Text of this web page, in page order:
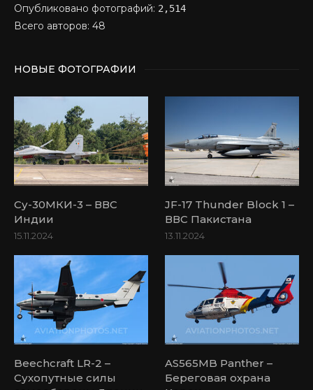
Опубликовано фотографий: 2,514
Всего авторов: 48
НОВЫЕ ФОТОГРАФИИ
Су-30МКИ-3 – ВВС
Индии
15.11.2024
JF-17 Thunder Block 1 –
ВВС Пакистана
13.11.2024
Beechcraft LR-2 –
Сухопутные силы
AS565MB Panther –
Береговая охрана